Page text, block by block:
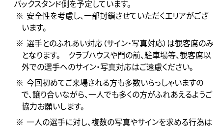
バックスタンド側を予定しています。
安全性を考慮し、一部封鎖させていただくエリアがござ
います。
選手とのふれあい対応（サイン・写真対応）は観客席のみ
となります。 クラブハウスや門の前、駐車場等、観客席以
外での選手へのサイン・写真対応はご遠慮ください。
今回初めてご来場される方も多数いらっしゃいますの
で、譲り合いながら、一人でも多くの方がふれあえるようご
協力お願いします。
一人の選手に対し、複数の写真やサインを求める行為は